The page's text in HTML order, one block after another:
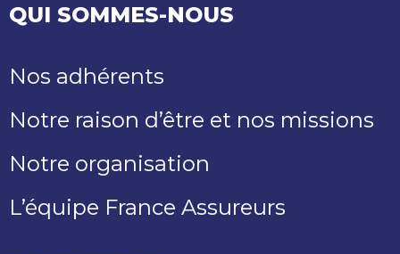
QUI SOMMES-NOUS
Nos adhérents
Notre raison d’être et nos missions
Notre organisation
L’équipe France Assureurs